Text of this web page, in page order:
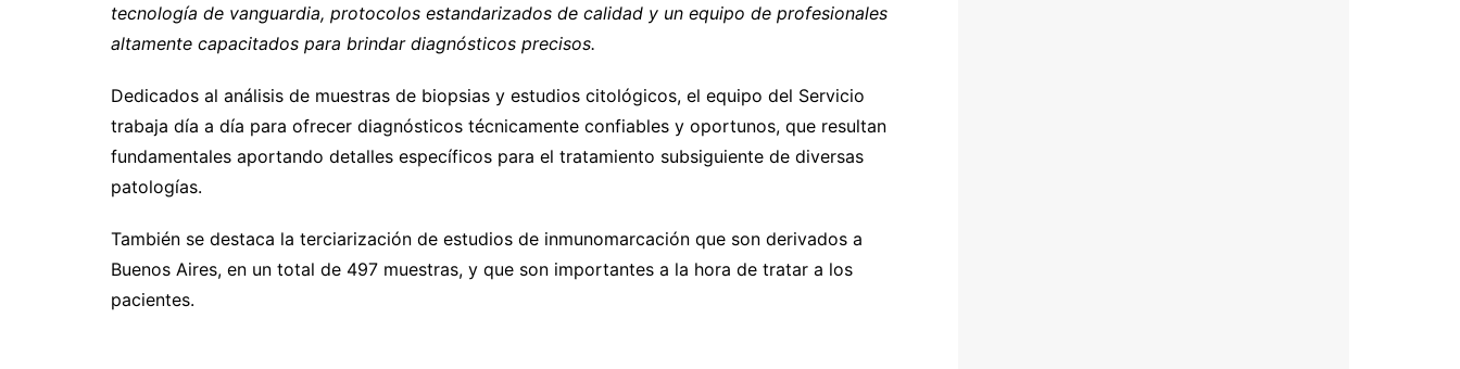
tecnología de vanguardia, protocolos estandarizados de calidad y un equipo de profesionales
altamente capacitados para brindar diagnósticos precisos.
Dedicados al análisis de muestras de biopsias y estudios citológicos, el equipo del Servicio
trabaja día a día para ofrecer diagnósticos técnicamente confiables y oportunos, que resultan
fundamentales aportando detalles específicos para el tratamiento subsiguiente de diversas
patologías.
También se destaca la terciarización de estudios de inmunomarcación que son derivados a
Buenos Aires, en un total de 497 muestras, y que son importantes a la hora de tratar a los
pacientes.